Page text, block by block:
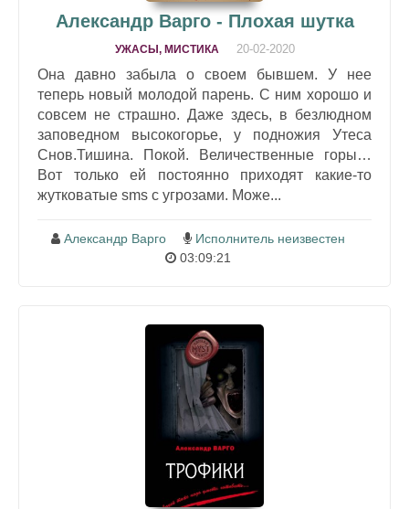
Александр Варго - Плохая шутка
УЖАСЫ, МИСТИКА 20-02-2020
Она давно забыла о своем бывшем. У нее
теперь новый молодой парень. С ним хорошо и
совсем не страшно. Даже здесь, в безлюдном
заповедном высокогорье, у подножия Утеса
Снов.Тишина. Покой. Величественные горы…
Вот только ей постоянно приходят какие-то
жутковатые sms с угрозами. Може...
Александр Варго
Исполнитель неизвестен
03:09:21